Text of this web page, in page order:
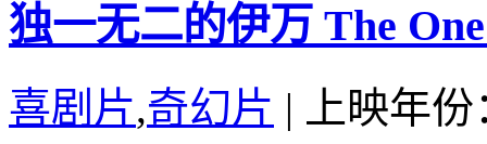
独一无二的伊万 The
喜剧片,奇幻片 |
上映年